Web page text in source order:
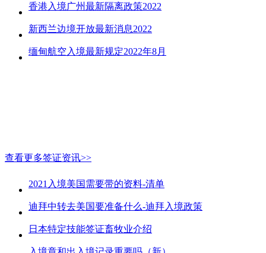
香港入境广州最新隔离政策2022
新西兰边境开放最新消息2022
缅甸航空入境最新规定2022年8月
查看更多签证资讯>>
2021入境美国需要带的资料-清单
迪拜中转去美国要准备什么-迪拜入境政策
日本特定技能签证畜牧业介绍